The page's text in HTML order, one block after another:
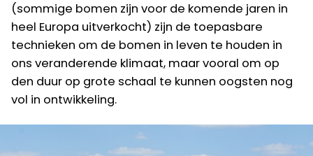
(sommige bomen zijn voor de komende jaren in
heel Europa uitverkocht) zijn de toepasbare
technieken om de bomen in leven te houden in
ons veranderende klimaat, maar vooral om op
den duur op grote schaal te kunnen oogsten nog
vol in ontwikkeling.